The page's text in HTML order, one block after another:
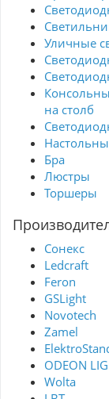
Уличные
на столб
Бра
Люстры
Торшеры
Сонекс
Ledcraft
Feron
GSLight
Novotech
Zamel
ODEON
Wolta